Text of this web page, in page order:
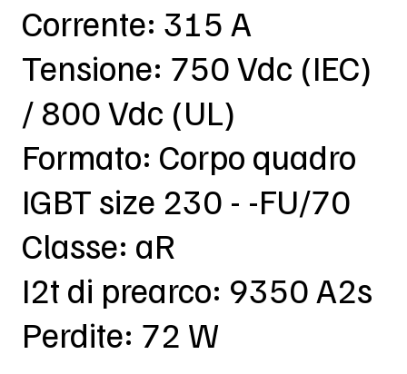
Corrente: 315 A
Tensione: 750 Vdc (IEC)
/ 800 Vdc (UL)
Formato: Corpo quadro
IGBT size 230 - -FU/70
Classe: aR
I2t di prearco: 9350 A2s
Perdite: 72 W